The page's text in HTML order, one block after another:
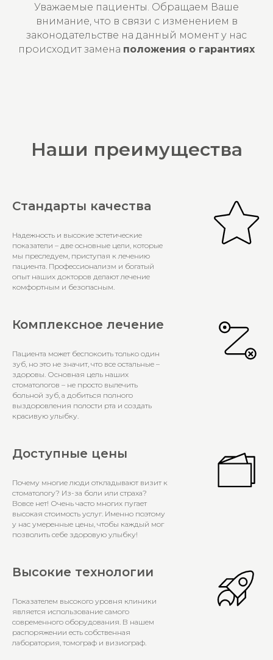
Уважаемые пациенты. Обращаем Ваше
внимание, что в связи с изменением в
законодательстве на данный момент у нас
происходит замена положения о гарантиях
Наши преимущества
Стандарты качества
Надежность и высокие эстетические
показатели – две основные цели, которые
мы преследуем, приступая к лечению
пациента. Профессионализм и богатый
опыт наших докторов делают лечение
комфортным и безопасным.
Комплексное лечение
Пациента может беспокоить только один
зуб, но это не значит, что все остальные –
здоровы. Основная цель наших
стоматологов – не просто вылечить
больной зуб, а добиться полного
выздоровления полости рта и создать
красивую улыбку.
Доступные цены
Почему многие люди откладывают визит к
стоматологу? Из-за боли или страха?
Вовсе нет! Очень часто многих пугает
высокая стоимость услуг. Именно поэтому
у нас умеренные цены, чтобы каждый мог
позволить себе здоровую улыбку!
Высокие технологии
Показателем высокого уровня клиники
является использование самого
современного оборудования. В нашем
распоряжении есть собственная
лаборатория, томограф и визиограф.